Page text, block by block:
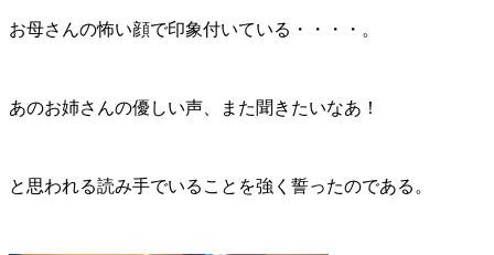
お母さんの怖い顔で印象付いている・・・・。
あのお姉さんの優しい声、また聞きたいなあ！
と思われる読み手でいることを強く誓ったのである。